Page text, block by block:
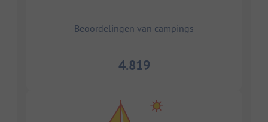
Beoordelingen van campings
4.819